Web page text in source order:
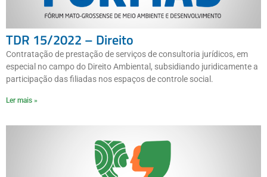
TDR 15/2022 – Direito
Contratação de prestação de serviços de consultoria jurídicos, em
especial no campo do Direito Ambiental, subsidiando juridicamente a
participação das filiadas nos espaços de controle social.
Ler mais »